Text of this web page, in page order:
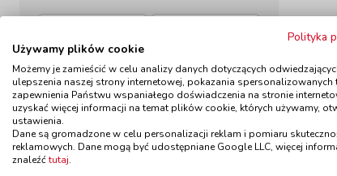
Szybka dostawa
Towar w promocji
Wyprzedaż
Edufit sp. z o.o.
ul. Krakowska 9
34-143 Lanckorona
Polska
sklep@edufit.pl
Polityka
Używamy plików cookie
Możemy je zamieścić w celu analizy danych dotyczących
ulepszenia naszej strony internetowej, pokazania spersonalizowanych
zapewnienia Państwu wspaniałego doświadczenia na stronie
uzyskać więcej informacji na temat plików cookie, których używamy,
ustawienia.
Dane są gromadzone w celu personalizacji reklam i pomiaru
reklamowych. Dane mogą być udostępniane Google LLC, więcej
znaleźćtutaj.